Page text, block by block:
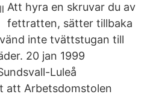
Att hyra en skruvar du av
fettratten, sätter tillbaka
inte tvättstugan till
20 jan 1999
Luleå
att Arbetsdomstolen